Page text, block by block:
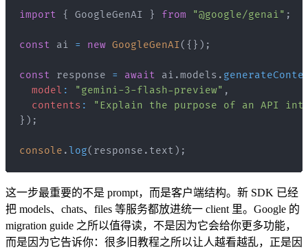
import { GoogleGenAI } from "@google/genai" ;
const ai = new GoogleGenAI( { } ) ;
const response = await ai .models .
model : "gemini-3-flash-preview" ,
contents :
"Explain the purpose of an API
} ) ;
console .log( response . text ) ;
这一步最重要的不是 prompt，而是客户端结构。新 SDK 已经
把 models、chats、files 等服务都放进统一 client 里。Google 的
migration guide 之所以值得读，不是因为它会给你更多功能，
而是因为它告诉你：很多旧教程之所以让人越看越乱，正是因